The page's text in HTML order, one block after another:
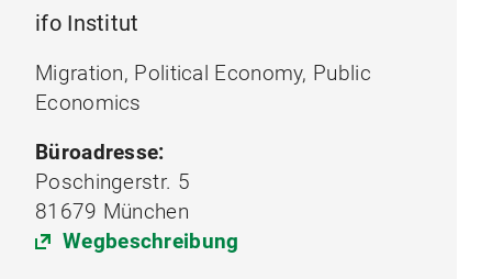
ifo Institut
Migration, Political Economy, Public
Economics
Büroadresse:
Poschingerstr. 5
81679 München
Wegbeschreibung